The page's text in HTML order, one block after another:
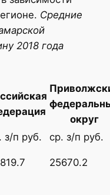
Средние
2018 года
округ
з/п руб.
ср. з/п руб.
25670.2